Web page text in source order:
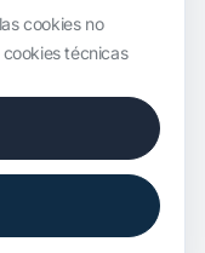
cookies no
técnicas